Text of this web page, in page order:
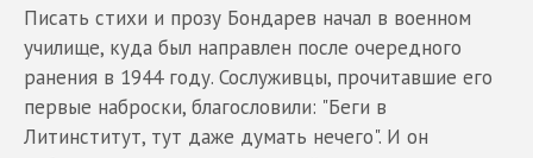
Писать стихи и прозу Бондарев начал в военном
училище, куда был направлен после очередного
ранения в 1944 году. Сослуживцы, прочитавшие его
первые наброски, благословили: "Беги в
Литинститут, тут даже думать нечего". И он